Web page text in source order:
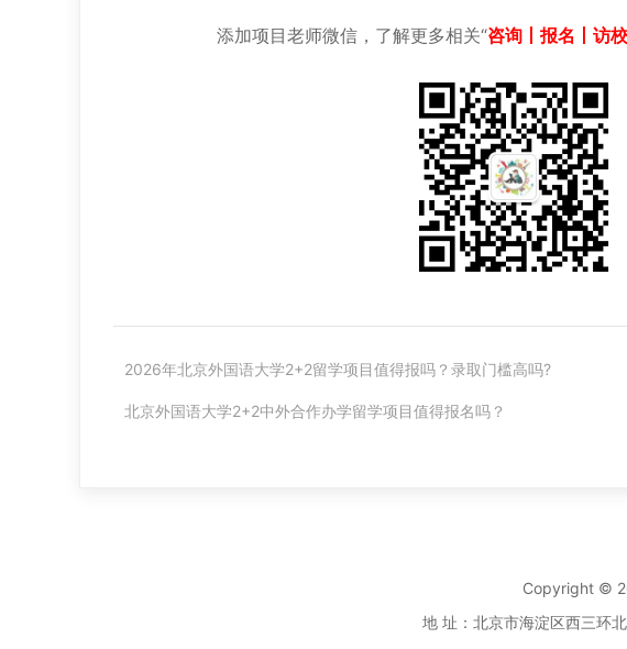
添加项目老师微信，了解更多相关“咨询丨报名丨访
2026年北京外国语大学2+2留学项目值得报吗？录取门槛高吗?
北京外国语大学2+2中外合作办学留学项目值得报名吗？
Copyright ©
地 址：北京市海淀区西三环